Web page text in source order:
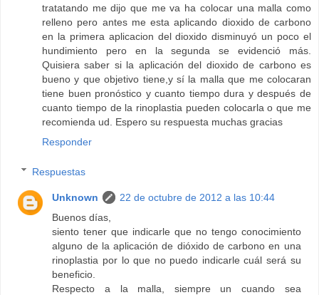
tratatando me dijo que me va ha colocar una malla como
relleno pero antes me esta aplicando dioxido de carbono
en la primera aplicacion del dioxido disminuyó un poco el
hundimiento pero en la segunda se evidenció más.
Quisiera saber si la aplicación del dioxido de carbono es
bueno y que objetivo tiene,y sí la malla que me colocaran
tiene buen pronóstico y cuanto tiempo dura y después de
cuanto tiempo de la rinoplastia pueden colocarla o que me
recomienda ud. Espero su respuesta muchas gracias
Responder
Respuestas
Unknown
22 de octubre de 2012 a las 10:44
Buenos días,
siento tener que indicarle que no tengo conocimiento
alguno de la aplicación de dióxido de carbono en una
rinoplastia por lo que no puedo indicarle cuál será su
beneficio.
Respecto a la malla, siempre un cuando sea